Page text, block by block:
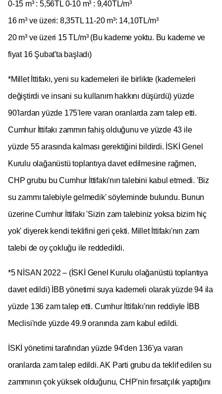
0-15 m³ : 5,56TL 0-10 m³ : 9,40TL/m³
16 m³ ve üzeri: 8,35TL 11-20 m³: 14,10TL/m³
20 m³ ve üzeri 15 TL/m³ (Bu kademe yoktu. Bu kademe ve
fiyat 16 Şubat'ta başladı)
*Millet İttifakı, yeni su kademeleri ile birlikte (kademeleri
değiştirdi ve insani su kullanım hakkını düşürdü) yüzde
90'lardan yüzde 175'lere varan oranlarda zam talep etti.
Cumhur İttifakı zammın fahiş olduğunu ve yüzde 43 ile
yüzde 55 arasında kalması gerektiğini bildirdi. İSKİ Genel
Kurulu olağanüstü toplantıya davet edilmesine rağmen,
CHP grubu bu Cumhur İttifakı'nın talebini kabul etmedi. 'Biz
su zammı talebiyle gelmedik' söyleminde bulundu. Bunun
üzerine Cumhur İttifakı 'Sizin zam talebiniz yoksa bizim hiç
yok' diyerek kendi teklifini geri çekti. Millet İttifakı'nın zam
talebi de oy çokluğu ile reddedildi.
*5 NİSAN 2022 – (İSKİ Genel Kurulu olağanüstü toplantıya
davet edildi) İBB yönetimi suya kademeli olarak yüzde 94 ila
yüzde 136 zam talep etti. Cumhur İttifakı'nın reddiyle İBB
Meclisi'nde yüzde 49.9 oranında zam kabul edildi.
İSKİ yönetimi tarafından yüzde 94'den 136'ya varan
oranlarda zam talep edildi. AK Parti grubu da teklif edilen su
zammının çok yüksek olduğunu, CHP'nin fırsatçılık yaptığını